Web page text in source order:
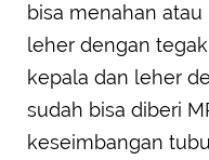
bisa menahan
leher dengan
kepala dan leher
sudah bisa diberi
keseimbangan